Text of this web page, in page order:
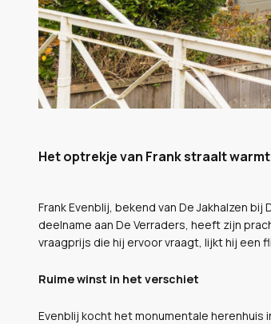
Het optrekje van Frank straalt
Frank Evenblij, bekend van De Jakhalzen
deelname aan De Verraders, heeft zijn
vraagprijs die hij ervoor vraagt, lijkt hij een
Ruime winst in het verschiet
Evenblij kocht het monumentale herenhuis